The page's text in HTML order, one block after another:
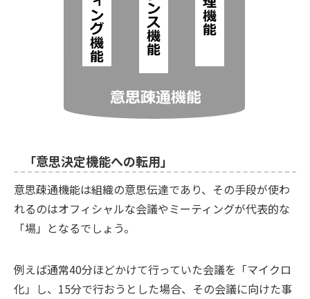
「意思決定機能への転用」
意思疎通機能は組織の意思伝達であり、その手段が使わ
れるのはオフィシャルな会議やミーティングが代表的な
「場」となるでしょう。
例えば通常40分ほどかけて行っていた会議を「マイクロ
化」し、15分で行おうとした場合、その会議に向けた事